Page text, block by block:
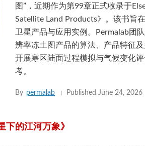
图”，近期作为第99章正式收录于
Satellite Land Products》。该书旨
卫星产品与应用实例。Permalab团
辨率冻土图产品的算法、产品特征
开展寒区陆面过程模拟与气候变化
考。
By permalab Published June 24, 2026
下的江河万象》